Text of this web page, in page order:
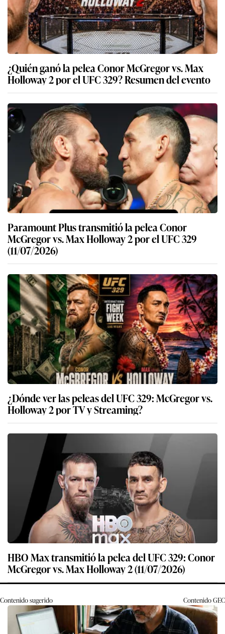
¿Quién ganó la pelea Conor McGregor vs. Max
Holloway 2 por el UFC 329? Resumen del evento
Paramount Plus transmitió la pelea Conor
McGregor vs. Max Holloway 2 por el UFC 329
(11/07/2026)
¿Dónde ver las peleas del UFC 329: McGregor vs.
Holloway 2 por TV y Streaming?
HBO Max transmitió la pelea del UFC 329: Conor
McGregor vs. Max Holloway 2 (11/07/2026)
Contenido sugerido ContenidoGEC